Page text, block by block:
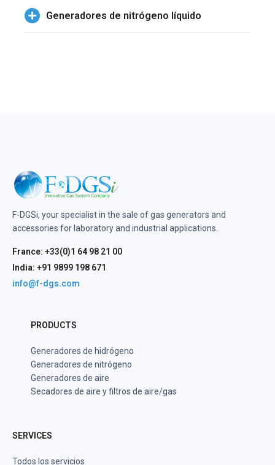
Generadores de nitrógeno líquido
F-DGSi, your specialist in the sale of gas generators and
accessories for laboratory and industrial applications.
France: +33(0)1 64 98 21 00
India: +91 9899 198 671
info@f-dgs.com
PRODUCTS
Generadores de hidrógeno
Generadores de nitrógeno
Generadores de aire
Secadores de aire y filtros de aire/gas
SERVICES
Todos los servicios